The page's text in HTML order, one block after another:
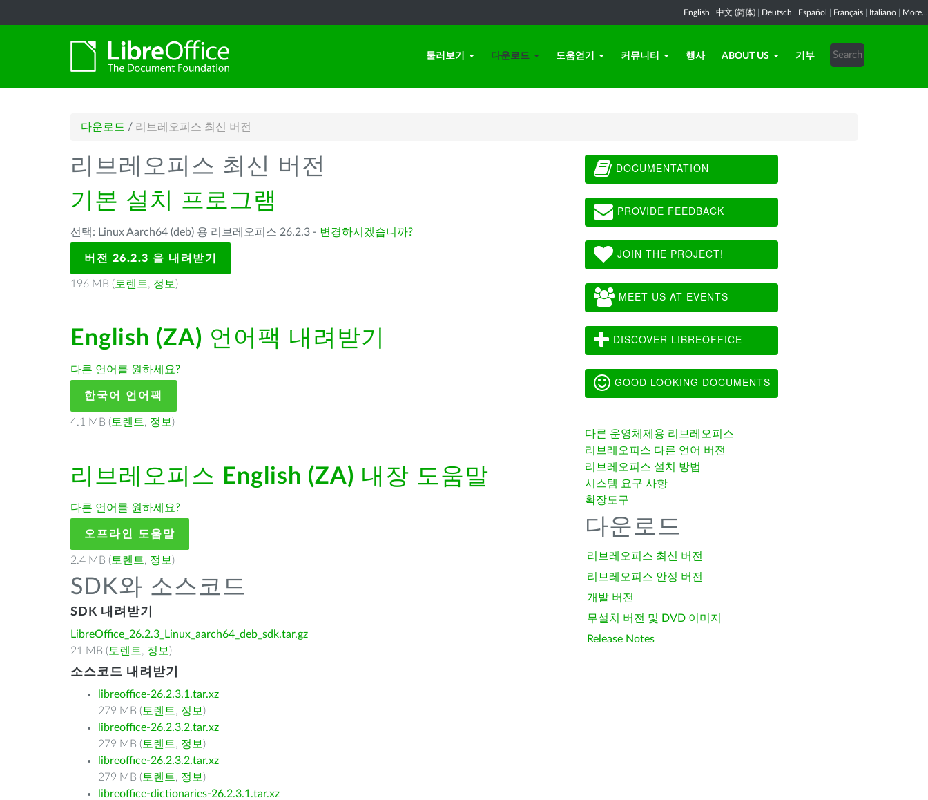
English 中文 (简体) Deutsch Español Français Italiano More...
둘러보기 다운로드 도움얻기 커뮤니티 행사 ABOUT US 기부
다운로드 / 리브레오피스 최신 버전
리브레오피스 최신 버전
기본 설치 프로그램
선택: Linux Aarch64 (deb) 용 리브레오피스 26.2.3 - 변경하시겠습니까?
버전 26.2.3 을 내려받기
196 MB ( 토렌트, 정보 )
English (ZA) 언어팩 내려받기
다른 언어를 원하세요?
한국어 언어팩
4.1 MB ( 토렌트, 정보 )
리브레오피스 English (ZA) 내장 도움말
다른 언어를 원하세요?
오프라인 도움말
2.4 MB ( 토렌트, 정보 )
SDK와 소스코드
SDK 내려받기
LibreOffice_26.2.3_Linux_aarch64_deb_sdk.tar.gz
21 MB ( 토렌트, 정보 )
소스코드 내려받기
libreoffice-26.2.3.1.tar.xz
279 MB ( 토렌트, 정보 )
libreoffice-26.2.3.2.tar.xz
279 MB ( 토렌트, 정보 )
libreoffice-26.2.3.2.tar.xz
279 MB ( 토렌트, 정보 )
libreoffice-dictionaries-26.2.3.1.tar.xz
DOCUMENTATION
PROVIDE FEEDBACK
JOIN THE PROJECT!
MEET US AT EVENTS
DISCOVER LIBREOFFICE
GOOD LOOKING DOCUMENTS
다른 운영체제용 리브레오피스
리브레오피스 다른 언어 버전
리브레오피스 설치 방법
시스템 요구 사항
확장도구
다운로드
리브레오피스 최신 버전
리브레오피스 안정 버전
개발 버전
무설치 버전 및 DVD 이미지
Release Notes